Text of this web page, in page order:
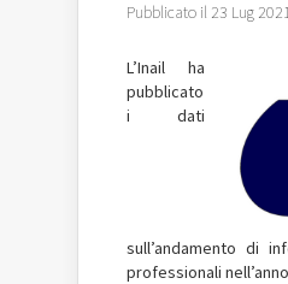
Pubblicato il 23 Lug
L’Inail ha
pubblicato
i dati
sull’andamento di
professionali